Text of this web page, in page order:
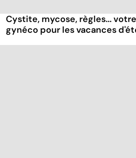
Cystite, mycose, règles...
gynéco pour les vacances